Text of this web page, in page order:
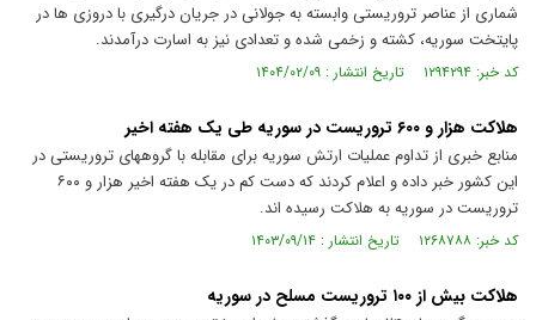
شماری از عناصر تروریستی وابسته به جولانی در جریان درگیری با دروزی ها در
پایتخت سوریه، کشته و زخمی شده و تعدادی نیز به اسارت درآمدند.
کد خبر: ۱۲۹۴۲۹۴ تاریخ انتشار : ۱۴۰۴/۰۲/۰۹
هلاکت هزار و ۶۰۰ تروریست در سوریه طی یک هفته اخیر
منابع خبری از تداوم عملیات ارتش سوریه برای مقابله با گروههای تروریستی در
این کشور خبر داده و اعلام کردند که دست کم در یک هفته اخیر هزار و ۶۰۰
تروریست در سوریه به هلاکت رسیده اند.
کد خبر: ۱۲۶۸۷۸۸ تاریخ انتشار : ۱۴۰۳/۰۹/۱۴
هلاکت بیش از ۱۰۰ تروریست مسلح در سوریه